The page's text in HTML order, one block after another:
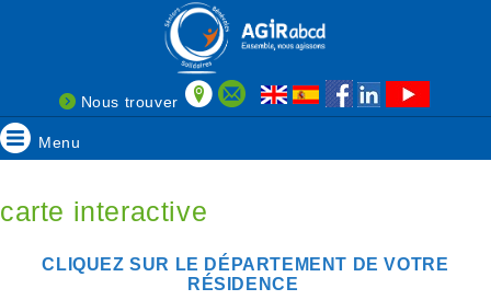
Nous trouver
Menu
carte interactive
CLIQUEZ SUR LE DÉPARTEMENT DE VOTRE
RÉSIDENCE